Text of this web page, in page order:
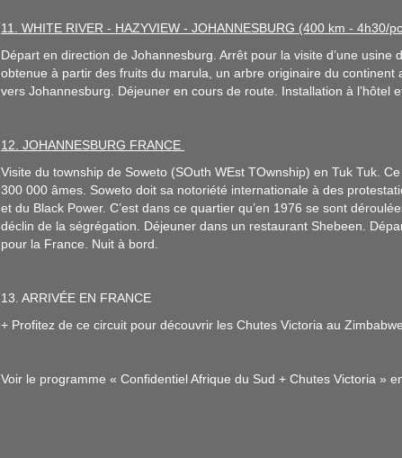
11. WHITE RIVER - HAZYVIEW - JOHANNESBURG (400 km - 4h30/
Départ en direction de Johannesburg. Arrêt pour la visite d’une
obtenue à partir des fruits du marula, un arbre originaire du
vers Johannesburg. Déjeuner en cours de route. Installation à l’hôtel
12. JOHANNESBURG FRANCE
Visite du township de Soweto (SOuth WEst TOwnship) en Tuk Tuk.
300 000 âmes. Soweto doit sa notoriété internationale à des
et du Black Power. C’est dans ce quartier qu’en 1976 se sont
déclin de la ségrégation. Déjeuner dans un restaurant Shebeen.
pour la France. Nuit à bord.
13. ARRIVÉE EN FRANCE
+ Profitez de ce circuit pour découvrir les Chutes Victoria au Zimbabwe.
Voir le programme « Confidentiel Afrique du Sud + Chutes Victoria »